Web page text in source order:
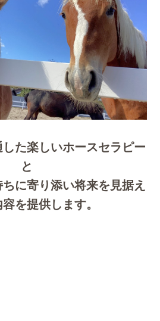
た楽しいホースセラピー
と
に寄り添い将来を見据え
を提供します。